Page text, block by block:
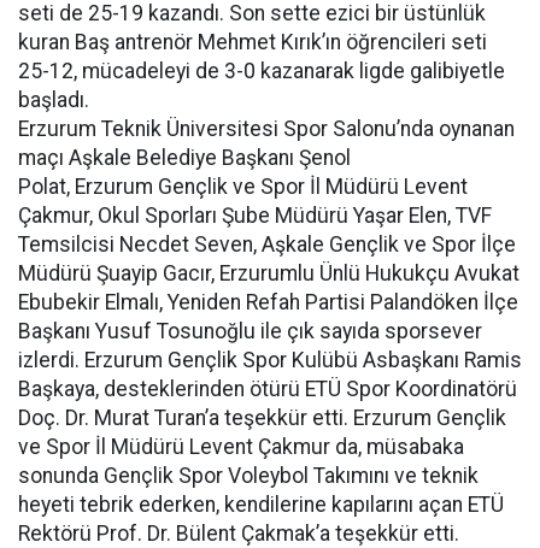
seti de 25-19 kazandı. Son sette ezici bir üstünlük
kuran Baş antrenör Mehmet Kırık’ın öğrencileri seti
25-12, mücadeleyi de 3-0 kazanarak ligde galibiyetle
başladı.
Erzurum Teknik Üniversitesi Spor Salonu’nda oynanan
maçı Aşkale Belediye Başkanı Şenol
Polat, Erzurum Gençlik ve Spor İl Müdürü Levent
Çakmur, Okul Sporları Şube Müdürü Yaşar Elen, TVF
Temsilcisi Necdet Seven, Aşkale Gençlik ve Spor İlçe
Müdürü Şuayip Gacır, Erzurumlu Ünlü Hukukçu Avukat
Ebubekir Elmalı, Yeniden Refah Partisi Palandöken İlçe
Başkanı Yusuf Tosunoğlu ile çık sayıda sporsever
izlerdi. Erzurum Gençlik Spor Kulübü Asbaşkanı Ramis
Başkaya, desteklerinden ötürü ETÜ Spor Koordinatörü
Doç. Dr. Murat Turan’a teşekkür etti. Erzurum Gençlik
ve Spor İl Müdürü Levent Çakmur da, müsabaka
sonunda Gençlik Spor Voleybol Takımını ve teknik
heyeti tebrik ederken, kendilerine kapılarını açan ETÜ
Rektörü Prof. Dr. Bülent Çakmak’a teşekkür etti.